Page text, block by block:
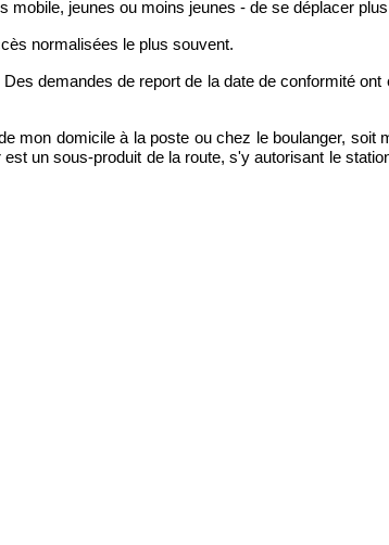
jeunes ou moins jeunes - de se déplacer
normalisées le plus souvent.
demandes de report de la date de conformité ont
mon domicile à la poste ou chez le boulanger, soit
un sous-produit de la route, s'y autorisant le